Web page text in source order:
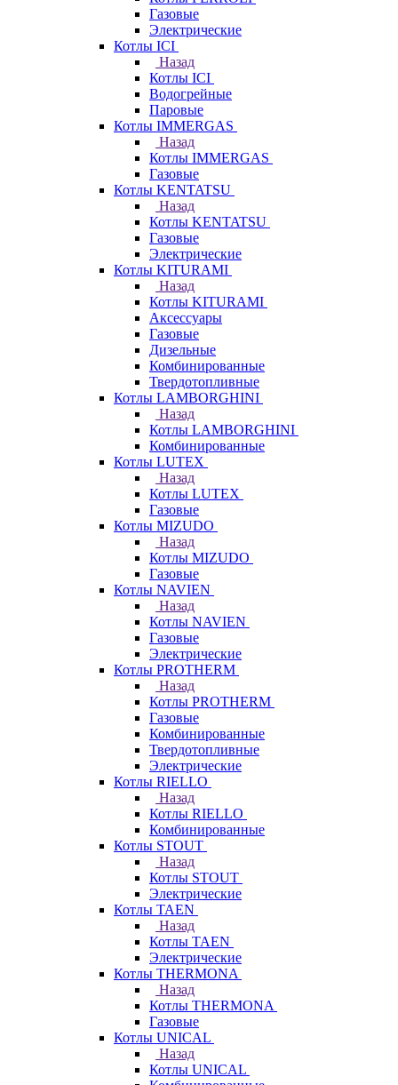
Газовые
Электрические
Котлы ICI
Назад
Котлы ICI
Водогрейные
Паровые
Котлы IMMERGAS
Назад
Котлы IMMERGAS
Газовые
Котлы KENTATSU
Назад
Котлы KENTATSU
Газовые
Электрические
Котлы KITURAMI
Назад
Котлы KITURAMI
Аксессуары
Газовые
Дизельные
Комбинированные
Твердотопливные
Котлы LAMBORGHINI
Назад
Котлы LAMBORGHINI
Комбинированные
Котлы LUTEX
Назад
Котлы LUTEX
Газовые
Котлы MIZUDO
Назад
Котлы MIZUDO
Газовые
Котлы NAVIEN
Назад
Котлы NAVIEN
Газовые
Электрические
Котлы PROTHERM
Назад
Котлы PROTHERM
Газовые
Комбинированные
Твердотопливные
Электрические
Котлы RIELLO
Назад
Котлы RIELLO
Комбинированные
Котлы STOUT
Назад
Котлы STOUT
Электрические
Котлы TAEN
Назад
Котлы TAEN
Электрические
Котлы THERMONA
Назад
Котлы THERMONA
Газовые
Котлы UNICAL
Назад
Котлы UNICAL